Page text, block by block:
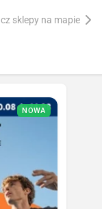
sklepy na mapie
NOWA